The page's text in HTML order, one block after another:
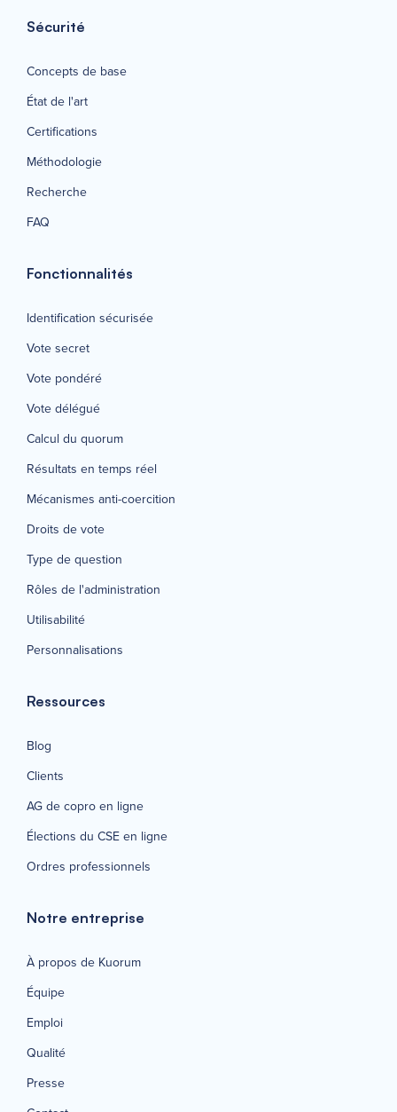
Sécurité
Concepts de base
État de l'art
Certifications
Méthodologie
Recherche
FAQ
Fonctionnalités
Identification sécurisée
Vote secret
Vote pondéré
Vote délégué
Calcul du quorum
Résultats en temps réel
Mécanismes anti-coercition
Droits de vote
Type de question
Rôles de l'administration
Utilisabilité
Personnalisations
Ressources
Blog
Clients
AG de copro en ligne
Élections du CSE en ligne
Ordres professionnels
Notre entreprise
À propos de Kuorum
Équipe
Emploi
Qualité
Presse